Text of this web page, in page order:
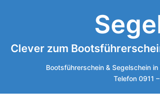
Clever zum
Bootsführerschein & Segelschein in
Telefon 0911